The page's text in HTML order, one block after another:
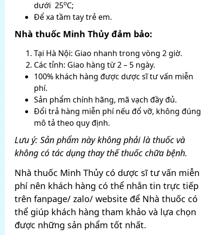
dưới 25oC;
Để xa tầm tay trẻ em.
Nhà thuốc Minh Thủy đảm bảo:
Tại Hà Nội: Giao nhanh trong vòng 2 giờ.
Các tỉnh: Giao hàng từ 2 – 5 ngày.
100% khách hàng được dược sĩ tư vấn miễn
phí.
Sản phẩm chính hãng, mã vạch đầy đủ.
Đổi trả hàng miễn phí nếu đổ vỡ, không đúng
mô tả theo quy định.
Lưu ý: Sản phẩm này không phải là thuốc và
không có tác dụng thay thế thuốc chữa bệnh.
Nhà thuốc Minh Thủy có dược sĩ tư vấn miễn
phí nên khách hàng có thể nhắn tin trực tiếp
trên fanpage/ zalo/ website để Nhà thuốc có
thể giúp khách hàng tham khảo và lựa chọn
được những sản phẩm tốt nhất.